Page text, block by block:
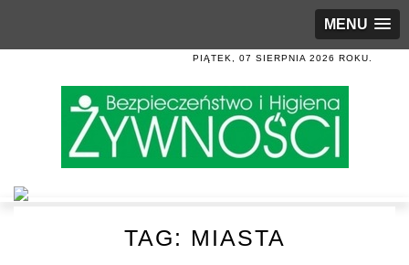
MENU
PIĄTEK, 07 SIERPNIA 2026 ROKU.
TAG: MIASTA